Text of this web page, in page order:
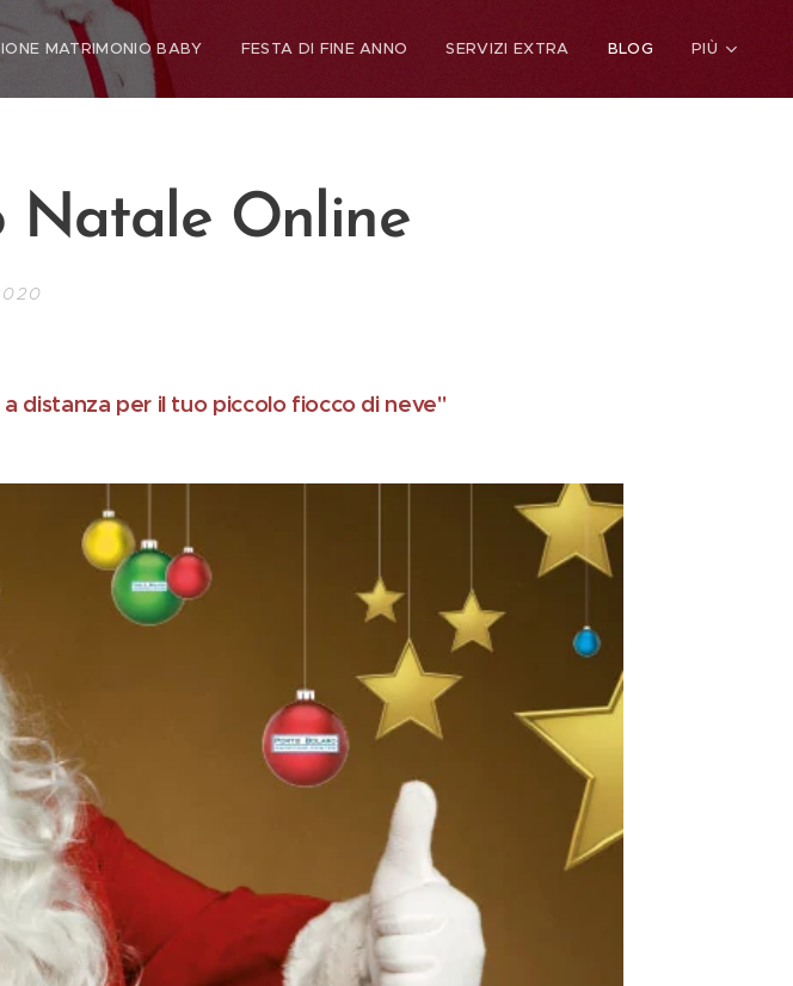
MATRIMONIO BABY FESTA DI FINE ANNO SERVIZI EXTRA BLOG PIÙ
Online
distanza per il tuo piccolo fiocco di neve"